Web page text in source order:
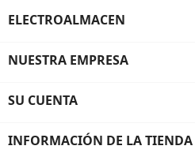
ELECTROALMACEN
NUESTRA EMPRESA
SU CUENTA
INFORMACIÓN DE LA TIENDA